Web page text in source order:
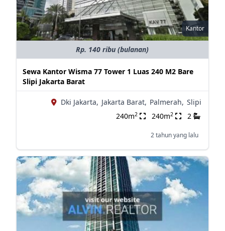
Kantor
Rp. 140 ribu (bulanan)
Sewa Kantor Wisma 77 Tower 1 Luas 240 M2 Bare
Slipi Jakarta Barat
Dki Jakarta, Jakarta Barat, Palmerah, Slipi
240m2 240m2 2
2 tahun yang lalu